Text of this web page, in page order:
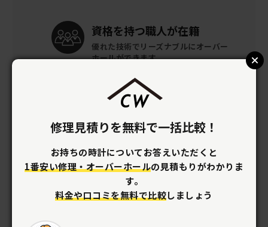
資格を持つ職人が在籍
優れた技術でリーズナブルにオーバー
ホールができます。
全国どこでも時計の梱包キットを無
け。
修理見積りを無料で一括比較！
お持ちの時計についてお答えいただくと
1番安い修理・オーバーホールの見積もりがわかりま
す。
料金や口コミを無料で比較しましょう